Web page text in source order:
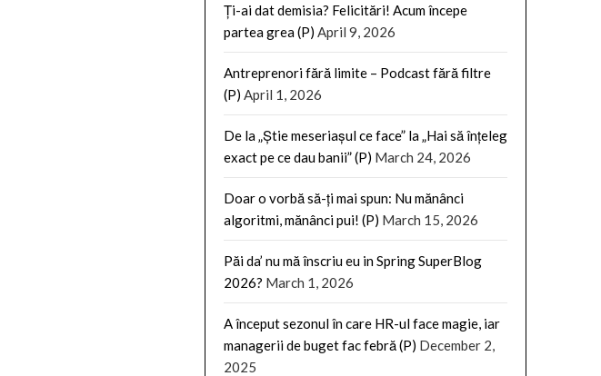
Ți-ai dat demisia? Felicitări! Acum începe
partea grea (P) April 9, 2026
Antreprenori fără limite – Podcast fără filtre
(P) April 1, 2026
De la „Știe meseriașul ce face” la „Hai să înțeleg
exact pe ce dau banii” (P) March 24, 2026
Doar o vorbă să-ți mai spun: Nu mănânci
algoritmi, mănânci pui! (P) March 15, 2026
Păi da’ nu mă înscriu eu in Spring SuperBlog
2026? March 1, 2026
A început sezonul în care HR-ul face magie, iar
managerii de buget fac febră (P) December 2,
2025